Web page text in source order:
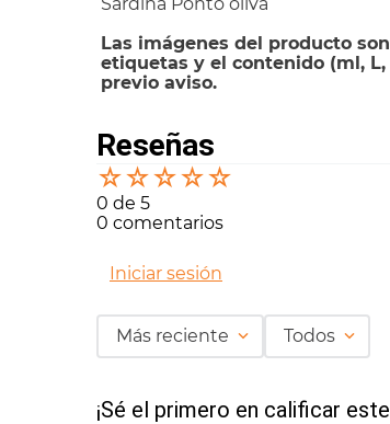
Las imágenes del producto
etiquetas y el contenido (ml,
previo aviso.
Reseñas
☆☆☆☆☆
0 de 5
0 comentarios
Iniciar sesión
Más reciente Todos
¡Sé el primero en calificar